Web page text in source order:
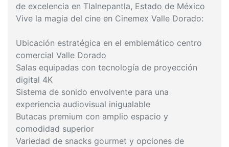
de excelencia en Tlalnepantla, Estado de México
Vive la magia del cine en Cinemex Valle Dorado:
Ubicación estratégica en el emblemático centro
comercial Valle Dorado
Salas equipadas con tecnología de proyección
digital 4K
Sistema de sonido envolvente para una
experiencia audiovisual inigualable
Butacas premium con amplio espacio y
comodidad superior
Variedad de snacks gourmet y opciones de